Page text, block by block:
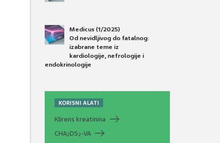
Medicus (1/2025)
Od nevidljivog do fatalnog:
izabrane teme iz
kardiologije, nefrologije i
endokrinologije
KORISNI ALATI
Klirens kreatinina
CHA2DS2-VA